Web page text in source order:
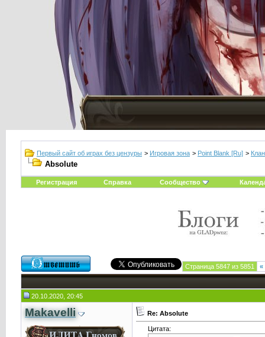
Первый сайт об играх без цензуры > Игровая зона > Point Blank [Ru] >
Absolute
Регистрация Справка Сообщество
Страница 5847 из 5851 «
20.10.2020, 20:45
Makavelli Re: Absolute
Цитата: